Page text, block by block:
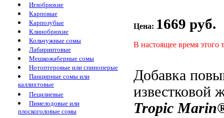
Иглобрюхие
Карповые
Карпозубые
Клинобрюхие
Кольчужные сомы
Лабиринтовые
Мешкожаберные сомы
Нотоптеровые или спиноперые
Панцирные сомы или
каллихтовые
Пецилиевые
Пимелодовые или
плоскоголовые сомы
Цена: 1669 руб.
В настоящее время этого
Добавка
известковой
Tropic